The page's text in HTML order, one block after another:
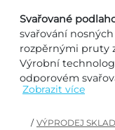
Svařované
svařování
rozpěrnými pruty
Výrobní
odporovém
pruty pod tlakem
pro vysoká
Zobrazit více
/ VÝPRODEJ